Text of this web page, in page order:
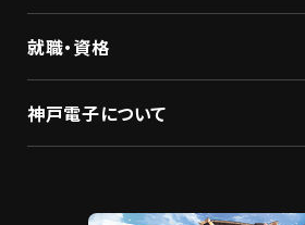
就職・資格
神戸電子について